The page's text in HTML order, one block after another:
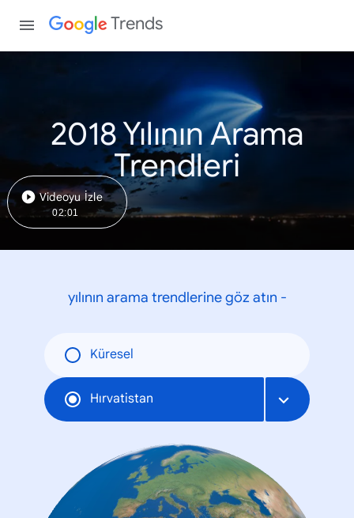
Trends
2018 Yılının Arama
Trendleri
Videoyu İzle
02:01
yılının arama trendlerine göz atın -
Küresel
Hırvatistan